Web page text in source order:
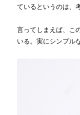
ているというのは、
言ってしまえば、こ
いる。実にシンプル